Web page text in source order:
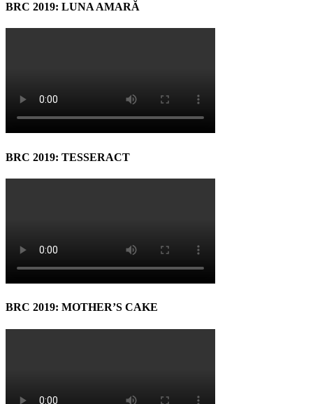
BRC 2019: LUNA AMARĂ
BRC 2019: TESSERACT
BRC 2019: MOTHER’S CAKE